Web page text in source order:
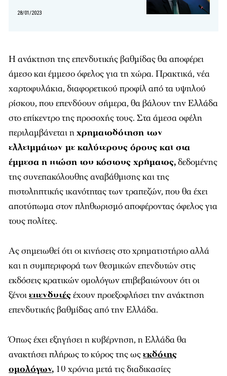
28/01/2023
Η ανάκτηση της επενδυτικής βαθμίδας θα αποφέρει
άμεσο και έμμεσο όφελος για τη χώρα. Πρακτικά, νέα
χαρτοφυλάκια, διαφορετικού προφίλ από τα υψηλού
ρίσκου, που επενδύουν σήμερα, θα βάλουν την Ελλάδα
στο επίκεντρο της προσοχής τους. Στα άμεσα οφέλη
περιλαμβάνεται ηχρηματοδότηση των
ελλειμμάτων με καλύτερους όρους και στα
έμμεσα η πτώση του κόστους χρήματος,δεδομένης
της συνεπακόλουθης αναβάθμισης και της
πιστοληπτικής ικανότητας των τραπεζών, που θα έχει
αποτύπωμα στον πληθωρισμό αποφέροντας όφελος για
τους πολίτες.
Ας σημειωθεί ότι οι κινήσεις στο χρηματιστήριο αλλά
και η συμπεριφορά των θεσμικών επενδυτών στις
εκδόσεις κρατικών ομολόγων επιβεβαιώνουν ότι οι
ξένοιεπενδυτέςέχουν προεξοφλήσει την ανάκτηση
επενδυτικής βαθμίδας από την Ελλάδα.
Όπως έχει εξηγήσει η κυβέρνηση, η Ελλάδα θα
ανακτήσει πλήρως το κύρος της ωςεκδότης
ομολόγων, 10 χρόνια μετά τις διαδικασίες